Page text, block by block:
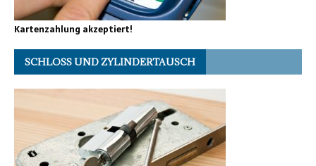
Kartenzahlung akzeptiert!
SCHLOSS UND ZYLINDERTAUSCH